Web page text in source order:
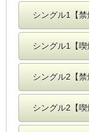
シングル1【
シングル1【
シングル2【
シングル2【